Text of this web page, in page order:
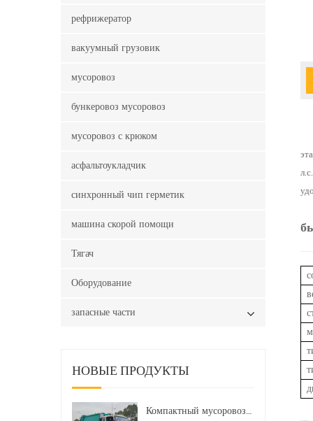
рефрижератор
вакуумный грузовик
мусоровоз
бункеровоз мусоровоз
мусоровоз с крюком
асфальтоукладчик
синхронный чип герметик
машина скорой помощи
Тягач
Оборудование
запасные части
НОВЫЕ ПРОДУКТЫ
Компактный мусоровоз HOWO LHD 4x2 160 л.с. 12 куб. м